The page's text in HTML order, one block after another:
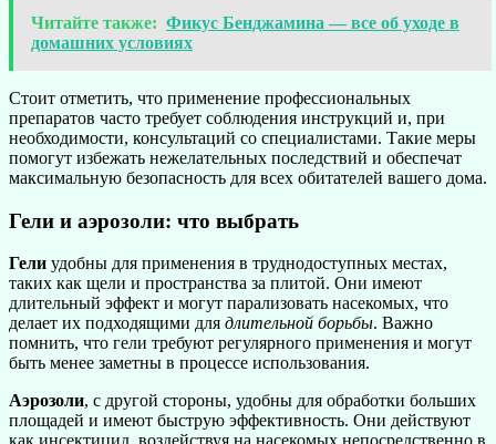
Читайте также: Фикус Бенджамина — все об уходе в
домашних условиях
Стоит отметить, что применение профессиональных
препаратов часто требует соблюдения инструкций и, при
необходимости, консультаций со специалистами. Такие меры
помогут избежать нежелательных последствий и обеспечат
максимальную безопасность для всех обитателей вашего дома.
Гели и аэрозоли: что выбрать
Гели удобны для применения в труднодоступных местах,
таких как щели и пространства за плитой. Они имеют
длительный эффект и могут парализовать насекомых, что
делает их подходящими для длительной борьбы. Важно
помнить, что гели требуют регулярного применения и могут
быть менее заметны в процессе использования.
Аэрозоли, с другой стороны, удобны для обработки больших
площадей и имеют быструю эффективность. Они действуют